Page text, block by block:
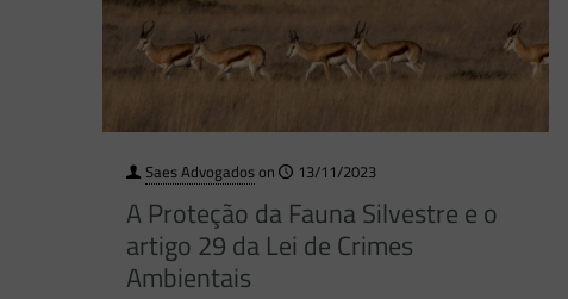
Saes Advogadoson 13/11/2023
A Proteção da Fauna Silvestre e o
artigo 29 da Lei de Crimes
Ambientais